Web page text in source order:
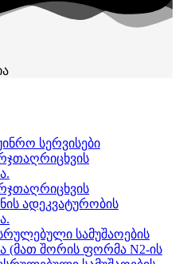
სერვისები
ადეკვატურობის
სამუშაოების
(მათ შორის ფორმა N2-ის